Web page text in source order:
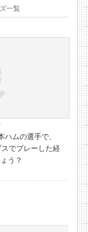
一覧
ムの選手で、
でプレーした経
う？